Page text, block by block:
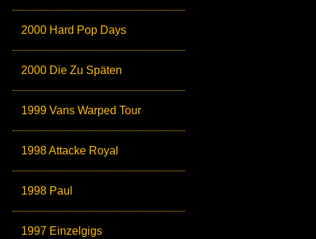
2000 Hard Pop Days
2000 Die Zu Späten
1999 Vans Warped Tour
1998 Attacke Royal
1998 Paul
1997 Einzelgigs